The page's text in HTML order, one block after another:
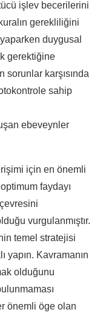
işlev becerilerini
gerekliliğini
duygusal
gerektiğine
sorunlar karşısında
sahip
ebeveynler
için en önemli
faydayı
vurgulanmıştır.
temel stratejisi
yapın. Kavramanın
olduğunu
önemli öge olan